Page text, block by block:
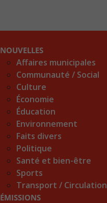
NOUVELLES
Affaires municipales
Communauté / Social
Culture
Économie
Éducation
Environnement
Faits divers
Politique
Santé et bien-être
Sports
Transport / Circulation
ÉMISSIONS